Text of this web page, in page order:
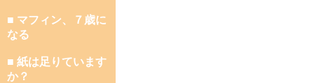
■ マフィン、７歳に
なる
■ 紙は足りています
か？